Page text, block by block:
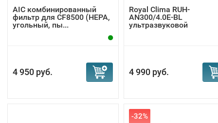
AIC комбинированный
фильтр для CF8500 (НЕРА,
угольный, пы...
4 950 руб.
Royal Clima RUH-
AN300/4.0E-BL
ультразвуковой
4 990 руб.
-32%